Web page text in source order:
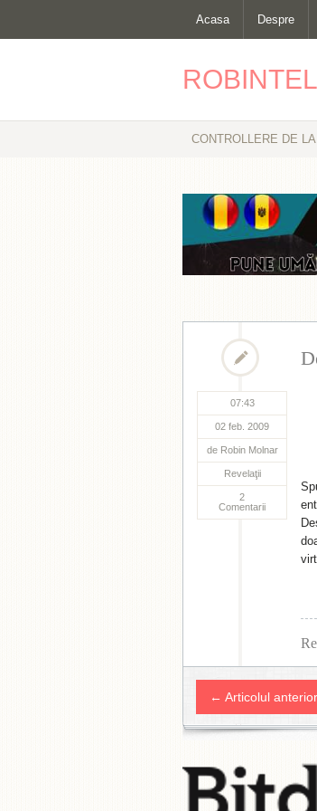
Acasa Despre
ROBINTEL
CONTROLLERE DE
07:43
02 feb. 2009
de Robin Molnar
Revelaţii
2
Comentarii
← Articolul anterior